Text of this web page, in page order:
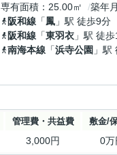
専有面積
25.00㎡ 築年月
阪和線 「鳳 」駅 徒歩9分
阪和線 「東羽衣 」駅 徒
南海本線 「浜寺公園 」駅
管理費・共益費 敷金/
3,000円 0万